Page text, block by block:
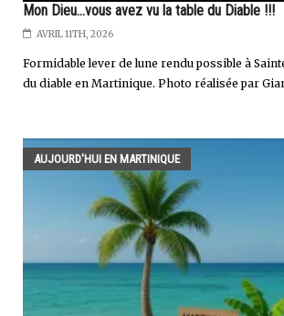
Mon Dieu...vous avez vu la table du Diable !!!
AVRIL 11TH, 2026
Formidable lever de lune rendu possible à
du diable en Martinique. Photo réalisée par
AUJOURD'HUI EN MARTINIQUE